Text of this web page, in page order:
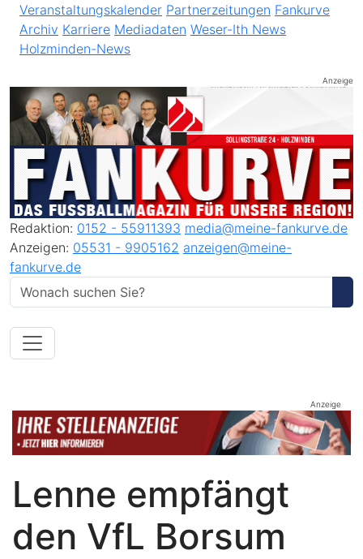
Veranstaltungskalender Partnerzeitungen Fankurve
Archiv Karriere Mediadaten Weser-Ith News
Holzminden-News
Anzeige
Redaktion: 0152 - 55911393 media@meine-fankurve.de
Anzeigen: 05531 - 9905162 anzeigen@meine-
fankurve.de
Anzeige
Lenne empfängt
den VfL Borsum